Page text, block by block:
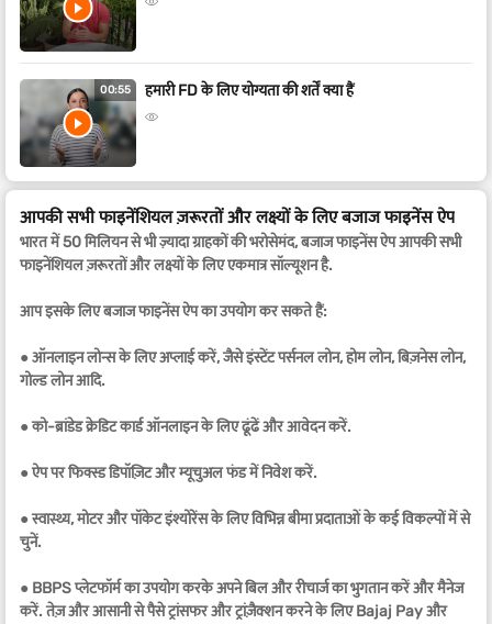
00:55 हमारी FD के लिए योग्यता की शर्तें क्या हैं
आपकी सभी फाइनेंशियल ज़रूरतों और लक्ष्यों के लिए बजाज फाइनेंस ऐप
भारत में 50 मिलियन से भी ज़्यादा ग्राहकों की भरोसेमंद, बजाज फाइनेंस ऐप आपकी सभी
फाइनेंशियल ज़रूरतों और लक्ष्यों के लिए एकमात्र सॉल्यूशन है.
आप इसके लिए बजाज फाइनेंस ऐप का उपयोग कर सकते हैं:
●ऑनलाइन लोन्स के लिए अप्लाई करें, जैसे इंस्टेंट पर्सनल लोन, होम लोन, बिज़नेस लोन,
गोल्ड लोन आदि.
●को-ब्रांडेड क्रेडिट कार्ड ऑनलाइन के लिए ढूंढें और आवेदन करें.
●ऐप पर फिक्स्ड डिपॉज़िट और म्यूचुअल फंड में निवेश करें.
●स्वास्थ्य, मोटर और पॉकेट इंश्योरेंस के लिए विभिन्न बीमा प्रदाताओं के कई विकल्पों में से
चुनें.
● BBPS प्लेटफॉर्म का उपयोग करके अपने बिल और रीचार्ज का भुगतान करें और मैनेज
करें. तेज़ और आसानी से पैसे ट्रांसफर और ट्रांज़ैक्शन करने के लिए Bajaj Pay और